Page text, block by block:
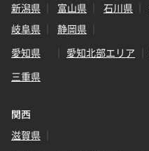
新潟県
富山県 石川県
岐阜県
静岡県
愛知県
愛知北部エリア
三重県
関西
滋賀県